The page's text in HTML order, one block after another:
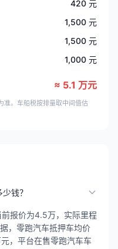
420 元
1,500 元
1,500 元
1,000 元
≈ 5.1 万元
准。车船税按排量取中间值估
钱？
报价为4.5万，实际里程
，零跑汽车抵押车均价
，平台在售零跑汽车车